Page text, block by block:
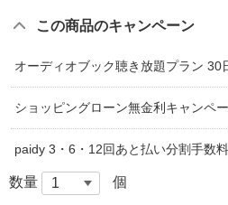
この商品のキャンペーン
オーディオブック聴き放題プラン 30
ショッピングローン無金利キャンペ
paidy 3・6・12回あと払い分割手数
数量 個